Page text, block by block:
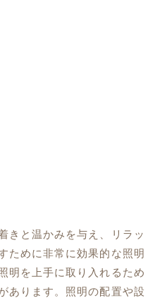
きと温かみを与え、リラッ
ために非常に効果的な照明
明を上手に取り入れるため
あります。照明の配置や設